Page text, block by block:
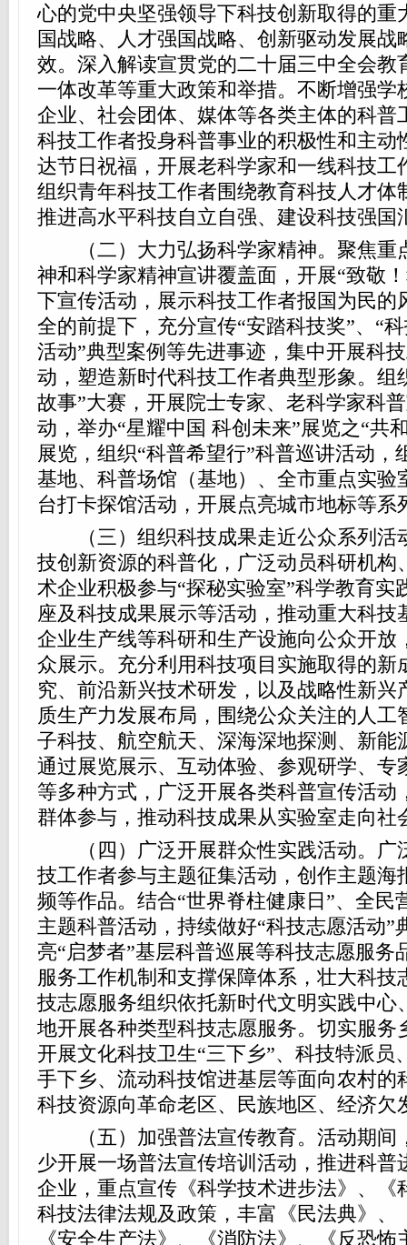
心的党中央坚强领导下科技创新取得的重
国战略、人才强国战略、创新驱动发展战
效。深入解读宣贯党的二十届三中全会教
一体改革等重大政策和举措。不断增强学
企业、社会团体、媒体等各类主体的科普
科技工作者投身科普事业的积极性和主动
达节日祝福，开展老科学家和一线科技工
组织青年科技工作者围绕教育科技人才体
推进高水平科技自立自强、建设科技强国
（二）大力弘扬科学家精神。聚焦重
神和科学家精神宣讲覆盖面，开展“致敬
下宣传活动，展示科技工作者报国为民的
全的前提下，充分宣传“安踏科技奖”、“
活动”典型案例等先进事迹，集中开展科
动，塑造新时代科技工作者典型形象。组
故事”大赛，开展院士专家、老科学家科
动，举办“星耀中国 科创未来”展览之“共
展览，组织“科普希望行”科普巡讲活动，
基地、科普场馆（基地）、全市重点实验
台打卡探馆活动，开展点亮城市地标等系
（三）组织科技成果走近公众系列活
技创新资源的科普化，广泛动员科研机构
术企业积极参与“探秘实验室”科学教育实
座及科技成果展示等活动，推动重大科技
企业生产线等科研和生产设施向公众开放
众展示。充分利用科技项目实施取得的新
究、前沿新兴技术研发，以及战略性新兴
质生产力发展布局，围绕公众关注的人工
子科技、航空航天、深海深地探测、新能
通过展览展示、互动体验、参观研学、专
等多种方式，广泛开展各类科普宣传活动
群体参与，推动科技成果从实验室走向社
（四）广泛开展群众性实践活动。广
技工作者参与主题征集活动，创作主题海
频等作品。结合“世界脊柱健康日”、全民
主题科普活动，持续做好“科技志愿活动”
亮“启梦者”基层科普巡展等科技志愿服务
服务工作机制和支撑保障体系，壮大科技
技志愿服务组织依托新时代文明实践中心
地开展各种类型科技志愿服务。切实服务
开展文化科技卫生“三下乡”、科技特派员
手下乡、流动科技馆进基层等面向农村的
科技资源向革命老区、民族地区、经济欠
（五）加强普法宣传教育。活动期间
少开展一场普法宣传培训活动，推进科普
企业，重点宣传《科学技术进步法》、《
科技法律法规及政策，丰富《民法典》、
《安全生产法》、《消防法》、《反恐